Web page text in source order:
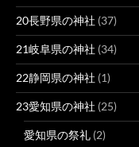
20長野県の神社 (37)
21岐阜県の神社 (34)
22静岡県の神社 (1)
23愛知県の神社 (25)
愛知県の祭礼 (2)